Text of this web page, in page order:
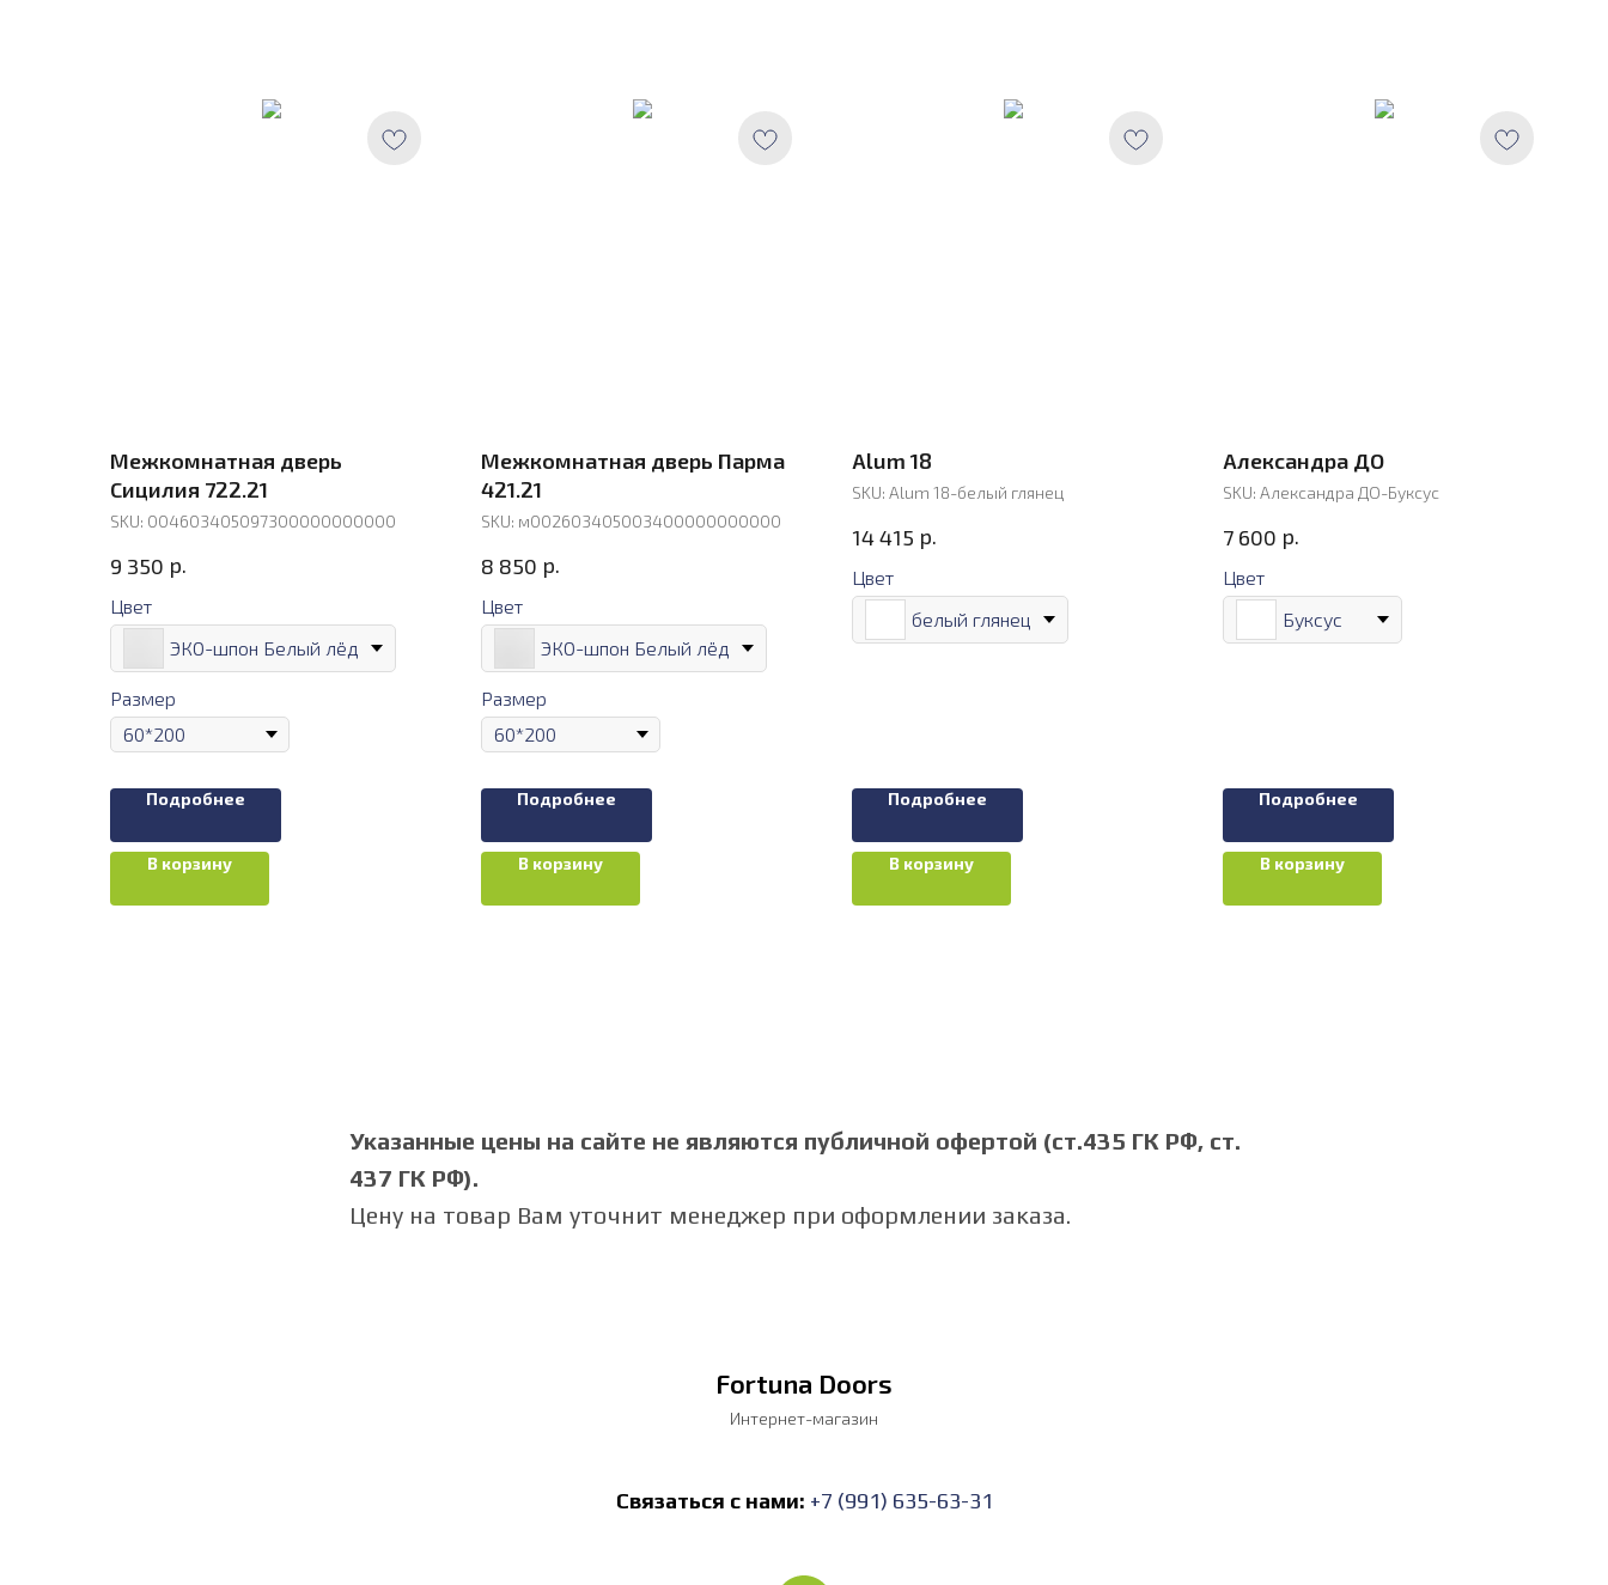
Межкомнатная дверь
Сицилия 722.21
SKU: 004603405097300000000000
9 350 р.
Цвет
ЭКО-шпон Белый лёд
Размер
Подробнее
В корзину
Межкомнатная дверь Парма
421.21
SKU: м002603405003400000000000
8 850 р.
Цвет
ЭКО-шпон Белый лёд
Размер
Подробнее
В корзину
Alum 18
SKU: Alum 18-белый глянец
14 415 р.
Цвет
белый глянец
Подробнее
В корзину
Александра ДО
SKU: Александра ДО-Буксус
7 600 р.
Цвет
Буксус
Подробнее
В корзину
Указанные цены на сайте не являются публичной офертой (ст.435 ГК РФ, cт.
437 ГК РФ).
Цену на товар Вам уточнит менеджер при оформлении заказа.
Fortuna Doors
Интернет-магазин
Связаться с нами: +7 (991) 635-63-31